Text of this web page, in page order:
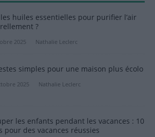
huiles essentielles pour purifier l’air
?
2025 Nathalie Leclerc
simples pour une maison plus écolo
2025 Nathalie Leclerc
les enfants pendant les vacances : 10
pour des vacances réussies